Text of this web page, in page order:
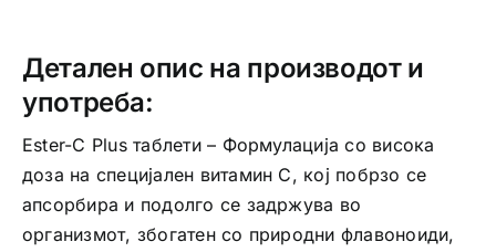
Детален опис на производот и
употреба:
Ester-C Plus таблети – Формулација со висока
доза на специјален витамин C, кој побрзо се
апсорбира и подолго се задржува во
организмот, збогатен со природни флавоноиди,